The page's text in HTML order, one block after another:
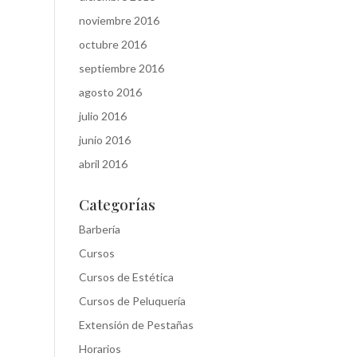
noviembre 2016
octubre 2016
septiembre 2016
agosto 2016
julio 2016
junio 2016
abril 2016
Categorías
Barbería
Cursos
Cursos de Estética
Cursos de Peluquería
Extensión de Pestañas
Horarios